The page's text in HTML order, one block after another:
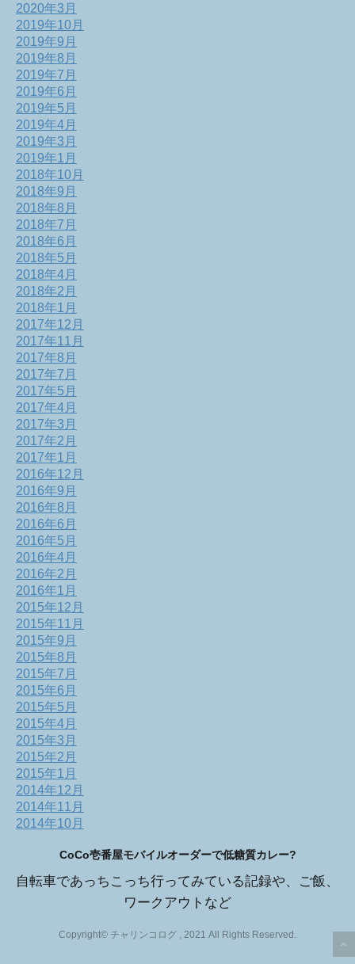
2020年3月
2019年10月
2019年9月
2019年8月
2019年7月
2019年6月
2019年5月
2019年4月
2019年3月
2019年1月
2018年10月
2018年9月
2018年8月
2018年7月
2018年6月
2018年5月
2018年4月
2018年2月
2018年1月
2017年12月
2017年11月
2017年8月
2017年7月
2017年5月
2017年4月
2017年3月
2017年2月
2017年1月
2016年12月
2016年9月
2016年8月
2016年6月
2016年5月
2016年4月
2016年2月
2016年1月
2015年12月
2015年11月
2015年9月
2015年8月
2015年7月
2015年6月
2015年5月
2015年4月
2015年3月
2015年2月
2015年1月
2014年12月
2014年11月
2014年10月
CoCo壱番屋モバイルオーダーで低糖質カレー?
自転車であっちこっち行ってみている記録や、ご飯、
ワークアウトなど
Copyright© チャリンコログ , 2021 All Rights Reserved.